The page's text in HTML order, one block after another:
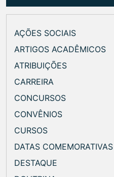
AÇÕES SOCIAIS
ARTIGOS ACADÊMICOS
ATRIBUIÇÕES
CARREIRA
CONCURSOS
CONVÊNIOS
CURSOS
DATAS COMEMORATIVAS
DESTAQUE